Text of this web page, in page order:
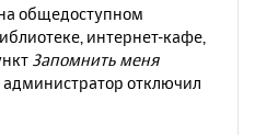
общедоступном
интернет-кафе,
Запомнить меня
администратор отключил